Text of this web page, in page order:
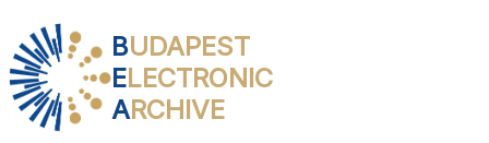
BUDAPEST
ELECTRONIC
ARCHIVE